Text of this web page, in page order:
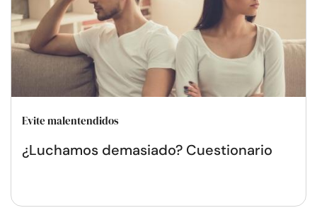
Evite malentendidos
¿Luchamos demasiado? Cuestionario